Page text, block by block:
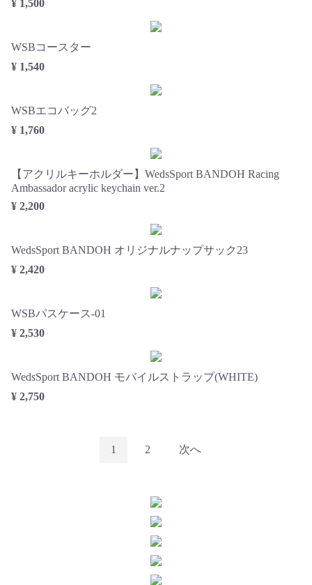
¥ 1,500
WSBコースター
¥ 1,540
WSBエコバッグ2
¥ 1,760
【アクリルキーホルダー】WedsSport BANDOH Racing
Ambassador acrylic keychain ver.2
¥ 2,200
WedsSport BANDOH オリジナルナップサック23
¥ 2,420
WSBパスケース-01
¥ 2,530
WedsSport BANDOH モバイルストラップ(WHITE)
¥ 2,750
1 2 次へ